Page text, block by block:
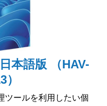
本語版 （HAV-
ツールを利用したい個